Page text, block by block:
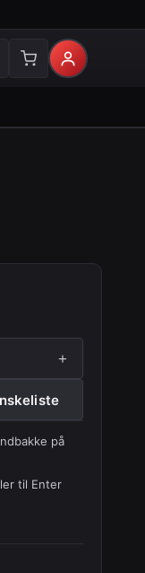
+
på
til Enter